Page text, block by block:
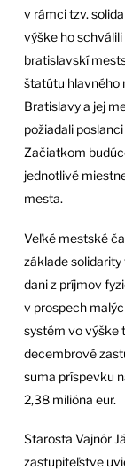
v rámci tzv.
výške ho
bratislavskí
štatútu hlavného
Bratislavy a jej
požiadali
Začiatkom
jednotlivé
mesta.
Veľké mestské
základe solidarity
dani z príjmov
v prospech
systém vo výške
decembrové
suma príspevku
2,38 milióna eur.
Starosta Vajnôr
zastupiteľstve